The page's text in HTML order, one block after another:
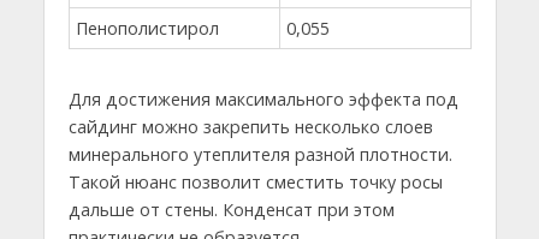
Пенополистирол
0,055
Для достижения максимального эффекта под
сайдинг можно закрепить несколько слоев
минерального утеплителя разной плотности.
Такой нюанс позволит сместить точку росы
дальше от стены. Конденсат при этом